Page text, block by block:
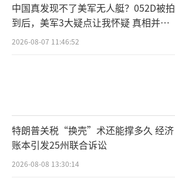
中国真发现不了美军无人艇？052D被拍
到后，美军3大疑点让我怀疑 真相并非
如此
2026-08-07 11:46:52
特朗普关税“换壳”术还能撑多久 经济
账本引发25州联合诉讼
2026-08-08 13:30:14